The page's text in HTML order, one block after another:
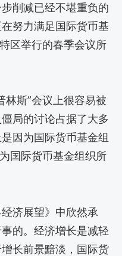
削减已经不堪重负的
努力满足国际货币基
区举行的春季会议所
林斯”会议上很容易被
局的讨论占据了大多
因为国际货币基金组
国际货币基金组织所
济展望》中欣然承
的。经济增长是减轻
长前景黯淡，国际货